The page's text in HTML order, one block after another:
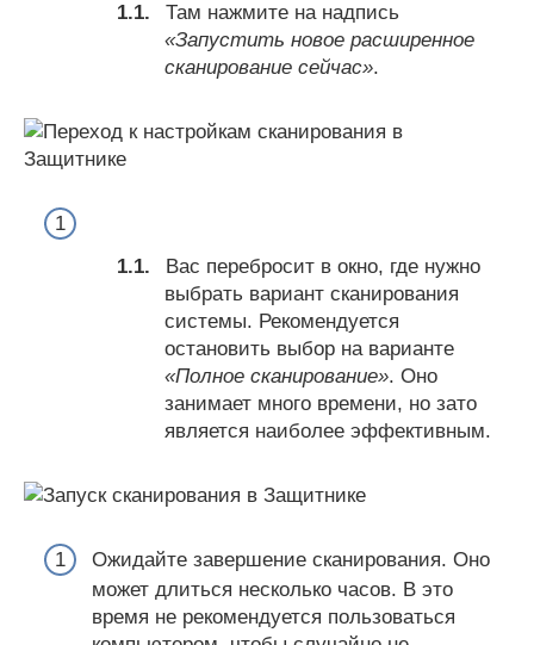
Там нажмите на надпись
«Запустить новое расширенное
сканирование сейчас».
Вас перебросит в окно, где нужно
выбрать вариант сканирования
системы. Рекомендуется
остановить выбор на варианте
«Полное сканирование». Оно
занимает много времени, но зато
является наиболее эффективным.
Ожидайте завершение сканирования. Оно
может длиться несколько часов. В это
время не рекомендуется пользоваться